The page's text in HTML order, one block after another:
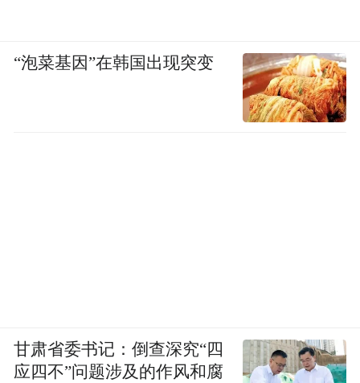
“泡菜基因”在韩国出现突变
甘肃省委书记：倒查深究“四
应四不”问题涉及的作风和腐